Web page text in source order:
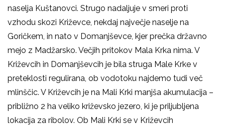
naselja Kuštanovci. Strugo nadaljuje v smeri proti
vzhodu skozi Križevce, nekdaj največje naselje na
Goričkem, in nato v Domanjševce, kjer prečka državno
mejo z Madžarsko. Večjih pritokov Mala Krka nima. V
Križevcih in Domanjševcih je bila struga Male Krke v
preteklosti regulirana, ob vodotoku najdemo tudi več
mlinščic. V Križevcih je na Mali Krki manjša akumulacija –
približno 2 ha veliko križevsko jezero, ki je priljubljena
lokacija za ribolov. Ob Mali Krki se v Križevcih